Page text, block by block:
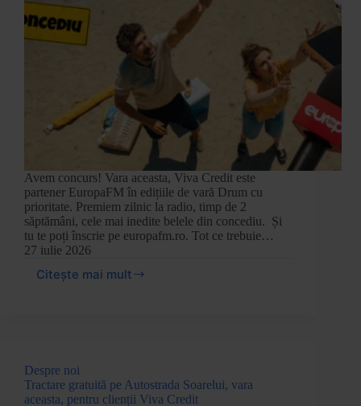
Avem concurs! Vara aceasta, Viva Credit este
partener EuropaFM în edițiile de vară Drum cu
prioritate. Premiem zilnic la radio, timp de 2
săptămâni, cele mai inedite belele din concediu. Și
tu te poți înscrie pe europafm.ro. Tot ce trebuie…
27 iulie 2026
Citește mai mult
Despre noi
Tractare gratuită pe Autostrada Soarelui, vara
aceasta, pentru clienții Viva Credit